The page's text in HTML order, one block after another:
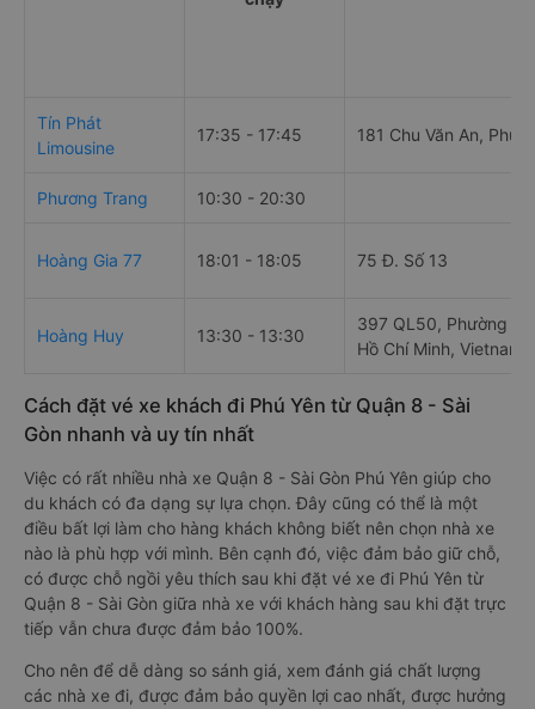
Tín Phát
Limousine
17:35 - 17:45 181 Chu Văn An,
Phương Trang 10:30 - 20:30
Hoàng Gia 77 18:01 - 18:05 75 Đ. Số 13
Hoàng Huy 13:30 - 13:30
397 QL50, Phường 5,
Hồ Chí Minh, Vietnam
Cách đặt vé xe khách đi Phú Yên từ Quận 8 - Sài
Gòn nhanh và uy tín nhất
Việc có rất nhiều nhà xe Quận 8 - Sài Gòn Phú Yên giúp cho
du khách có đa dạng sự lựa chọn. Đây cũng có thể là một
điều bất lợi làm cho hàng khách không biết nên chọn nhà xe
nào là phù hợp với mình. Bên cạnh đó, việc đảm bảo giữ chỗ,
có được chỗ ngồi yêu thích sau khi đặt vé xe đi Phú Yên từ
Quận 8 - Sài Gòn giữa nhà xe với khách hàng sau khi đặt trực
tiếp vẫn chưa được đảm bảo 100%.
Cho nên để dễ dàng so sánh giá, xem đánh giá chất lượng
các nhà xe đi, được đảm bảo quyền lợi cao nhất, được hưởng